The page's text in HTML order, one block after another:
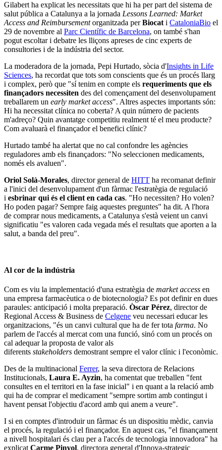
Gilabert ha explicat les necessitats que hi ha per part del sistema de
salut pública a Catalunya a la jornada Lessons Learned: Market
Access and Reimbursementorganitzada perBiocati CataloniaBio el
29 de novembre al Parc Científic de Barcelona, on també s'han
pogut escoltar i debatre les lliçons apreses de cinc experts de
consultories i de la indústria del sector.
La moderadora de la jornada, Pepi Hurtado, sòcia d'Insights in Life
Sciences, ha recordat que tots som conscients que és un procés llarg
i complex, però que "sí tenim en compte els requeriments que els
finançadors necessiten des del començament del desenvolupament
treballarem un early market access". Altres aspectes importants són:
Hi ha necessitat clínica no coberta? A quin número de pacients
m'adreço? Quin avantatge competitiu realment té el meu producte?
Com avaluarà el finançador el benefici clínic?
Hurtado també ha alertat que no cal confondre les agències
reguladores amb els finançadors: "No seleccionen medicaments,
només els avaluen".
Oriol Solà-Morales, director general de HITT ha recomanat definir
a l'inici del desenvolupament d'un fàrmac l'estratègia de regulació
i esbrinar qui és el client en cada cas. "Ho necessiten? Ho volen?
Ho poden pagar? Sempre faig aquestes preguntes" ha dit. A l'hora
de comprar nous medicaments, a Catalunya s'està veient un canvi
significatiu "es valoren cada vegada més el resultats que aporten a la
salut, a banda del preu".
Al cor de la indústria
Com es viu la implementació d'una estratègia de market access en
una empresa farmacèutica o de biotecnologia? Es pot definir en dues
paraules: anticipació i molta preparació. Òscar Pérez, director de
Regional Access & Business de Celgene veu necessari educar les
organitzacions, "és un canvi cultural que ha de fer tota farma. No
parlem de l'accés al mercat com una funció, sinó com un procés on
cal adequar la proposta de valor als
diferents stakeholders demostrant sempre el valor clínic i l'econòmic.
Des de la multinacional Ferrer, la seva directora de Relacions
Institucionals, Laura E. Ayzin, ha comentat que treballen "fent
consultes en el territori en la fase inicial" i en quant a la relació amb
qui ha de comprar el medicament "sempre sortim amb contingut i
havent pensat l'objectiu d'acord amb qui anem a veure".
I si en comptes d'introduir un fàrmac és un dispositiu mèdic, canvia
el procés, la regulació i el finançador. En aquest cas, "el finançament
a nivell hospitalari és clau per a l'accés de tecnologia innovadora" ha
explicat Carme Pinyol, directora general d'Innova-strategic